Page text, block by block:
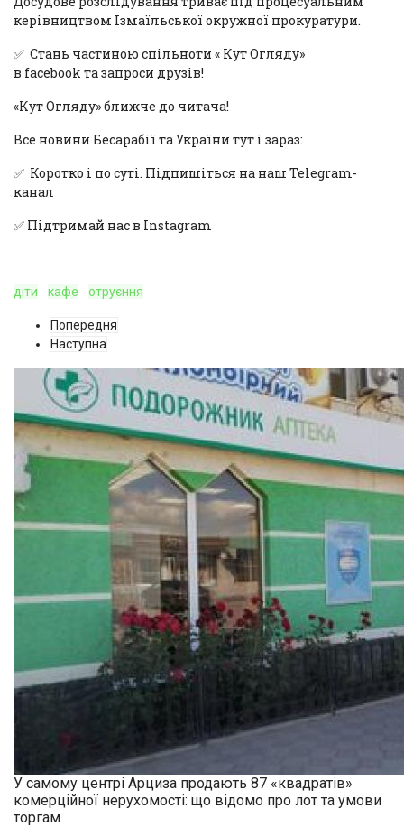
керівництвом Ізмаїльської окружної прокуратури.
✅ Стань частиною спільноти « Кут Огляду»
в facebook та запроси друзів!
«Кут Огляду» ближче до читача!
Все новини Бесарабії та України тут і зараз:
✅ Коротко і по суті. Підпишіться на наш Telegram-
канал
✅ Підтримай нас в Instagram
діти кафе отруєння
Попередня
Наступна
У самому центрі Арциза продають 87 «квадратів»
комерційної нерухомості: що відомо про лот та умови
торгам